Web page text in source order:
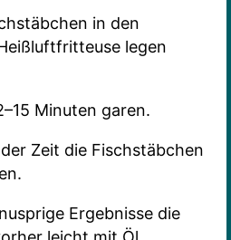
in den
legen
Minuten garen.
Zeit die Fischstäbchen
Ergebnisse die